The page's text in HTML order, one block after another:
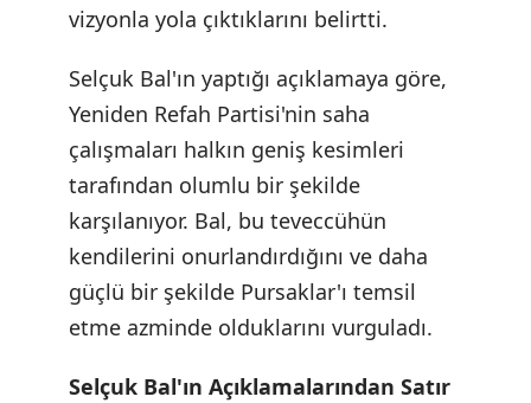
vizyonla yola çıktıklarını belirtti.
Selçuk Bal'ın yaptığı açıklamaya göre,
Yeniden Refah Partisi'nin saha
çalışmaları halkın geniş kesimleri
tarafından olumlu bir şekilde
karşılanıyor. Bal, bu teveccühün
kendilerini onurlandırdığını ve daha
güçlü bir şekilde Pursaklar'ı temsil
etme azminde olduklarını vurguladı.
Selçuk Bal'ın Açıklamalarından Satır